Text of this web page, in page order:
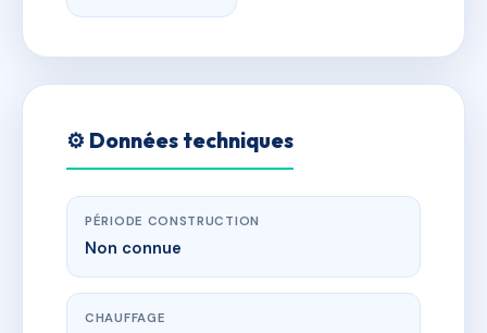
⚙️ Données techniques
PÉRIODE CONSTRUCTION
Non connue
CHAUFFAGE